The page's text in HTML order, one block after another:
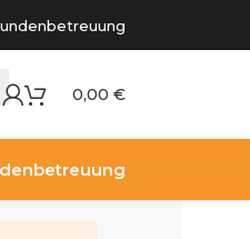
0,00 €